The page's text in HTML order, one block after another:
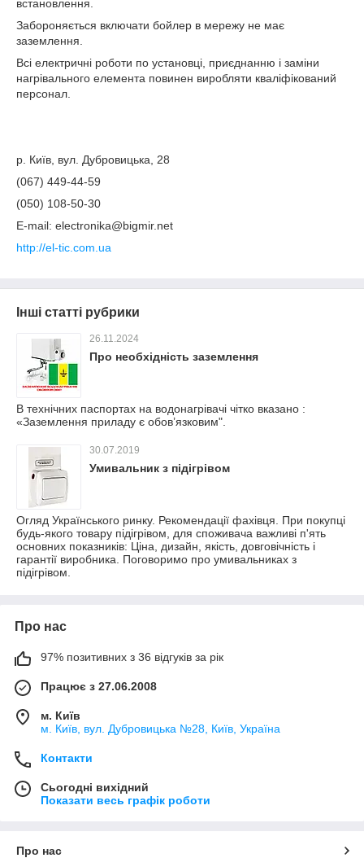
встановлення.
Забороняється включати бойлер в мережу не має
заземлення.
Всі електричні роботи по установці, приєднанню і заміни
нагрівального елемента повинен виробляти кваліфікований
персонал.
р. Київ, вул. Дубровицька, 28
(067) 449-44-59
(050) 108-50-30
E-mail: electronika@bigmir.net
http://el-tic.com.ua
Інші статті рубрики
26.11.2024
Про необхідність заземлення
В технічних паспортах на водонагрівачі чітко вказано :
«Заземлення приладу є обов’язковим".
30.07.2019
Умивальник з підігрівом
Огляд Українського ринку. Рекомендації фахівця. При покупці
будь-якого товару підігрівом, для споживача важливі п'ять
основних показників: Ціна, дизайн, якість, довговічність і
гарантії виробника. Поговоримо про умивальниках з
підігрівом.
Про нас
97% позитивних з 36 відгуків за рік
Працює з 27.06.2008
м. Київ
м. Київ, вул. Дубровицька №28, Київ, Україна
Контакти
Сьогодні вихідний
Показати весь графік роботи
Про нас